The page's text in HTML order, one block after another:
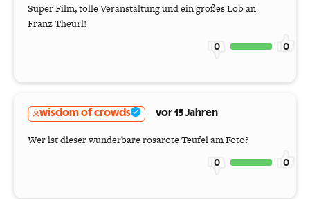
Super Film, tolle Veranstaltung und ein großes Lob an
Franz Theurl!
0 0
wisdom of crowds vor 15 Jahren
Wer ist dieser wunderbare rosarote Teufel am Foto?
0 0